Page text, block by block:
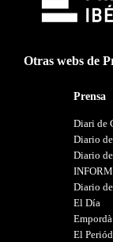
Otras webs de
Prensa
Diari de
Diario
Diario
Diario
El Día
Empordà
El